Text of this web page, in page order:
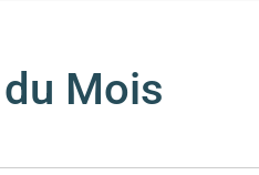
Mois